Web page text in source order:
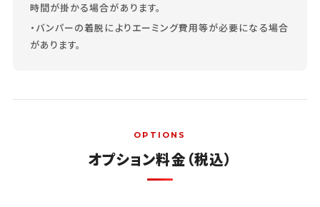
時間が掛かる場合があります。
・バンパーの着脱によりエーミング費用等が必要になる場合
があります。
OPTIONS
オプション料金（税込）